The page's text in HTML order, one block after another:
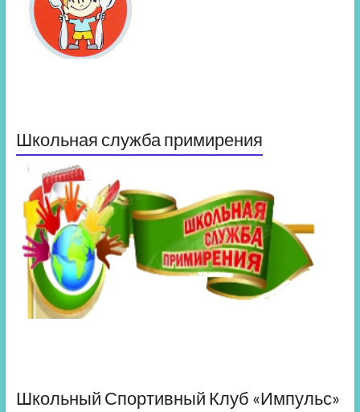
Школьная служба примирения
Школьный Спортивный Клуб «Импульс»